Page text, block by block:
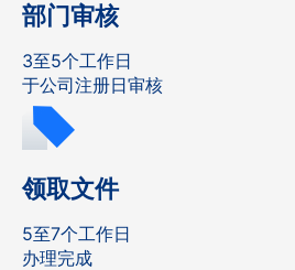
部门审核
3至5个工作日
于公司注册日审核
领取文件
5至7个工作日
办理完成